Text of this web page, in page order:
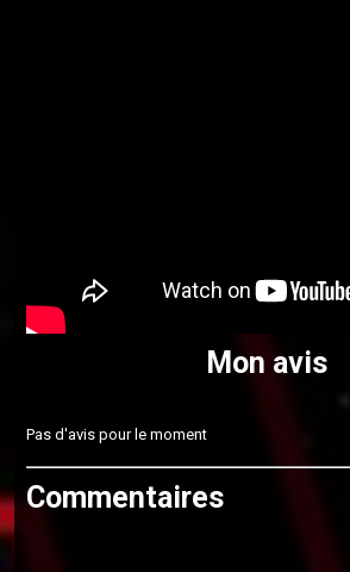
Mon avis
Pas d'avis pour le moment
Commentaires